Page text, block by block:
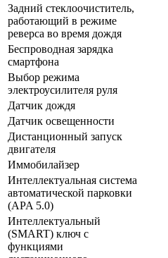
Задний стеклоочиститель,
работающий в режиме
реверса во время дождя
Беспроводная зарядка
смартфона
Выбор режима
электроусилителя руля
Датчик дождя
Датчик освещенности
Дистанционный запуск
двигателя
Иммобилайзер
Интеллектуальная система
автоматической парковки
(APA 5.0)
Интеллектуальный
(SMART) ключ с
функциями